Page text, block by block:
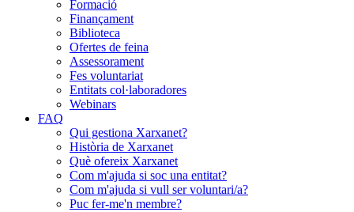
Formació
Finançament
Biblioteca
Ofertes de feina
Assessorament
Fes voluntariat
Entitats col·laboradores
Webinars
FAQ
Qui gestiona Xarxanet?
Història de Xarxanet
Què ofereix Xarxanet
Com m'ajuda si soc una entitat?
Com m'ajuda si vull ser voluntari/a?
Puc fer-me'n membre?